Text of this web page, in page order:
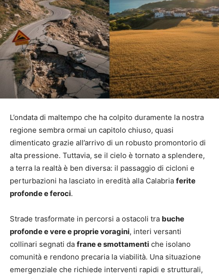
L’ondata di maltempo che ha colpito duramente la nostra
regione sembra ormai un capitolo chiuso, quasi
dimenticato grazie all’arrivo di un robusto promontorio di
alta pressione. Tuttavia, se il cielo è tornato a splendere,
a terra la realtà è ben diversa: il passaggio di cicloni e
perturbazioni ha lasciato in eredità alla Calabria ferite
profonde e feroci.
Strade trasformate in percorsi a ostacoli tra buche
profonde e vere e proprie voragini, interi versanti
collinari segnati da frane e smottamenti che isolano
comunità e rendono precaria la viabilità. Una situazione
emergenziale che richiede interventi rapidi e strutturali,